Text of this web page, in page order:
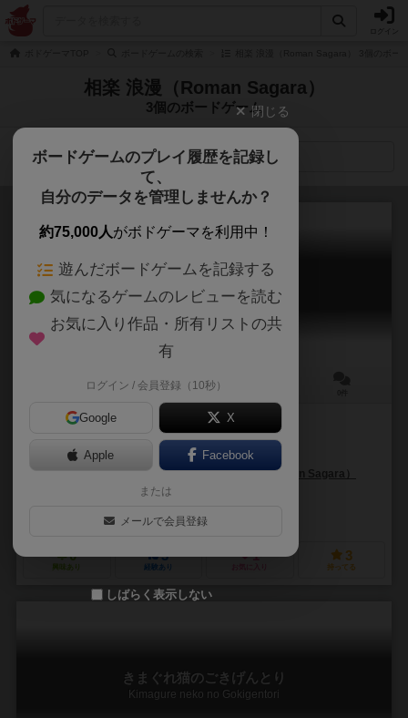
相楽 浪漫（Roman Sagara）
3個のボードゲーム
検索メニュー
むずかしりとり
Muzuka Shiritori
20～50分
作品説明文の編集者を募集中
三品 創壱（Issei Mishina）
相楽 浪漫（Roman Sagara）
三品 創壱（Issei Mishina）
ありある（AriAru）
0
興味あり
3
経験あり
1 3
持ってる
きまぐれ猫のごきげんとり
Kimagure neko no Gokigentori
閉じる
ボードゲームのプレイ履歴を記録し
て、
自分のデータを管理しませんか？
約75,000人がボドゲーマを利用中！
遊んだボードゲームを記録する
気になるゲームのレビューを読む
お気に入り作品・所有リストの共
有
ログイン / 会員登録（10秒）
Google X
Apple Facebook
または
メールで会員登録
しばらく表示しない